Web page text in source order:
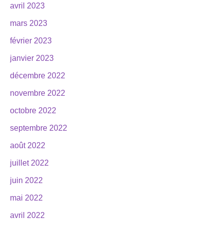
avril 2023
mars 2023
février 2023
janvier 2023
décembre 2022
novembre 2022
octobre 2022
septembre 2022
août 2022
juillet 2022
juin 2022
mai 2022
avril 2022